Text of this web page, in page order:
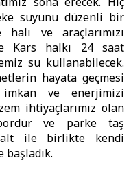
suyunu düzenli bir
ve araçlarımızı
Kars halkı 24 saat
su kullanabilecek.
hayata geçmesi
ve enerjimizi
ihtiyaçlarımız olan
ve parke taş
ile birlikte kendi